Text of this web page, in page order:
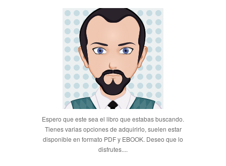
Espero que este sea el libro que estabas buscando.
Tienes varias opciones de adquirirlo, suelen estar
disponible en formato PDF y EBOOK. Deseo que lo
disfrutes....